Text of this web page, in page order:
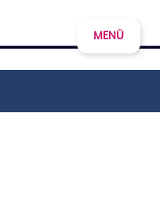
MENÜ